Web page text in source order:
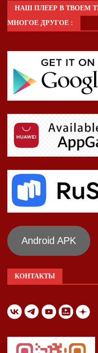
НАШ ПЛЕЕР В ТВОЕМ
МНОГОЕ ДРУГОЕ :
Android APK
КОНТАКТЫ